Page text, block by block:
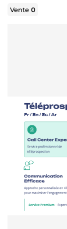
Vente0